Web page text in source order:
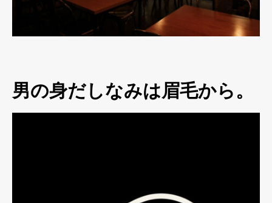
男の身だしなみは眉毛から。